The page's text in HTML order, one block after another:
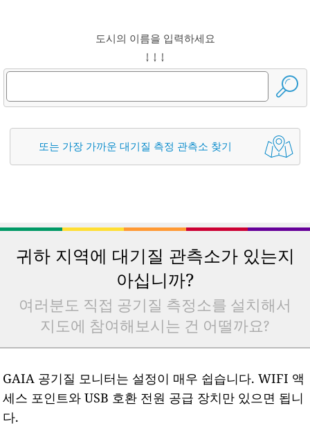
도시의 이름을 입력하세요
↓ ↓ ↓
또는 가장 가까운 대기질 측정 관측소 찾기
귀하 지역에 대기질 관측소가 있는지
아십니까?
여러분도 직접 공기질 측정소를 설치해서
지도에 참여해보시는 건 어떨까요?
GAIA 공기질 모니터는 설정이 매우 쉽습니다. WIFI 액
세스 포인트와 USB 호환 전원 공급 장치만 있으면 됩니
다.